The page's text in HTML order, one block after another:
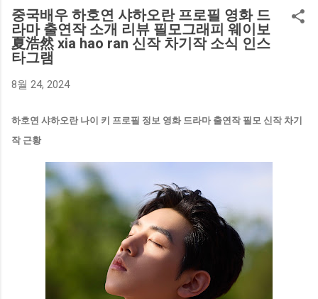
중국배우 하호연 샤하오란 프로필 영화 드
라마 출연작 소개 리뷰 필모그래피 웨이보
夏浩然 xia hao ran 신작 차기작 소식 인스
타그램
8월 24, 2024
하호연 샤하오란 나이 키 프로필 정보 영화 드라마 출연작 필모 신작 차기
작 근황